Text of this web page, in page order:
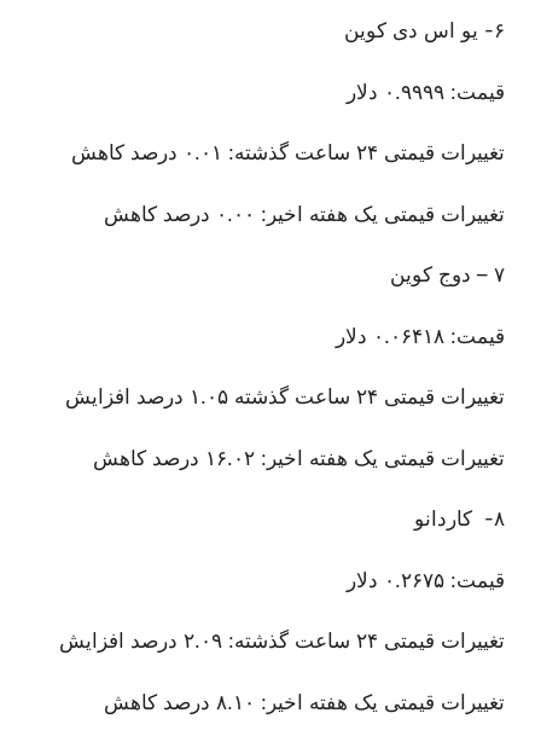
۶- یو اس دی کوین
قیمت: ۰.۹۹۹۹ دلار
تغییرات قیمتی ۲۴ ساعت گذشته: ۰.۰۱ درصد کاهش
تغییرات قیمتی یک هفته اخیر: ۰.۰۰ درصد کاهش
۷ – دوج کوین
قیمت: ۰.۰۶۴۱۸ دلار
تغییرات قیمتی ۲۴ ساعت گذشته ۱.۰۵ درصد افزایش
تغییرات قیمتی یک هفته اخیر: ۱۶.۰۲ درصد کاهش
۸- کاردانو
قیمت: ۰.۲۶۷۵ دلار
تغییرات قیمتی ۲۴ ساعت گذشته: ۲.۰۹ درصد افزایش
تغییرات قیمتی یک هفته اخیر: ۸.۱۰ درصد کاهش